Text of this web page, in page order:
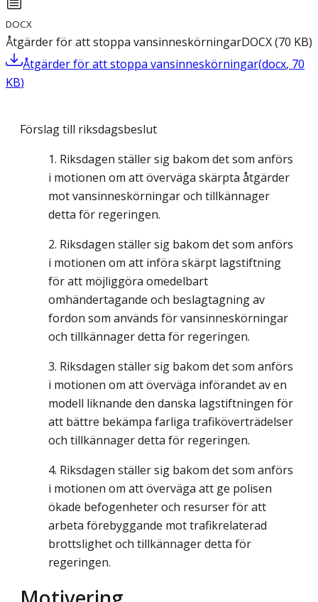
DOCX
Åtgärder för att stoppa vansinneskörningarDOCX(70 KB)
Åtgärder för att stoppa vansinneskörningar(docx, 70
KB)
Förslag till riksdagsbeslut
Riksdagen ställer sig bakom det som anförs
i motionen om att överväga skärpta åtgärder
mot vansinneskörningar och tillkännager
detta för regeringen.
Riksdagen ställer sig bakom det som anförs
i motionen om att införa skärpt lagstiftning
för att möjliggöra omedelbart
omhändertagande och beslagtagning av
fordon som används för vansinneskörningar
och tillkännager detta för regeringen.
Riksdagen ställer sig bakom det som anförs
i motionen om att överväga införandet av en
modell liknande den danska lagstiftningen för
att bättre bekämpa farliga trafiköverträdelser
och tillkännager detta för regeringen.
Riksdagen ställer sig bakom det som anförs
i motionen om att överväga att ge polisen
ökade befogenheter och resurser för att
arbeta förebyggande mot trafikrelaterad
brottslighet och tillkännager detta för
regeringen.